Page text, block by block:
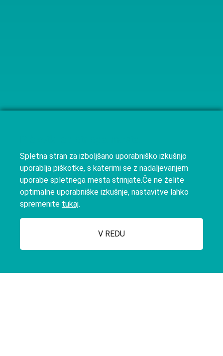
OUR COMPANY
ABOUT US
Spletna stran za izboljšano uporabniško izkušnjo
uporablja piškotke, s katerimi se z nadaljevanjem
uporabe spletnega mesta strinjate.Če ne želite
optimalne uporabniške izkušnje, nastavitve lahko
spremenite tukaj.
V REDU